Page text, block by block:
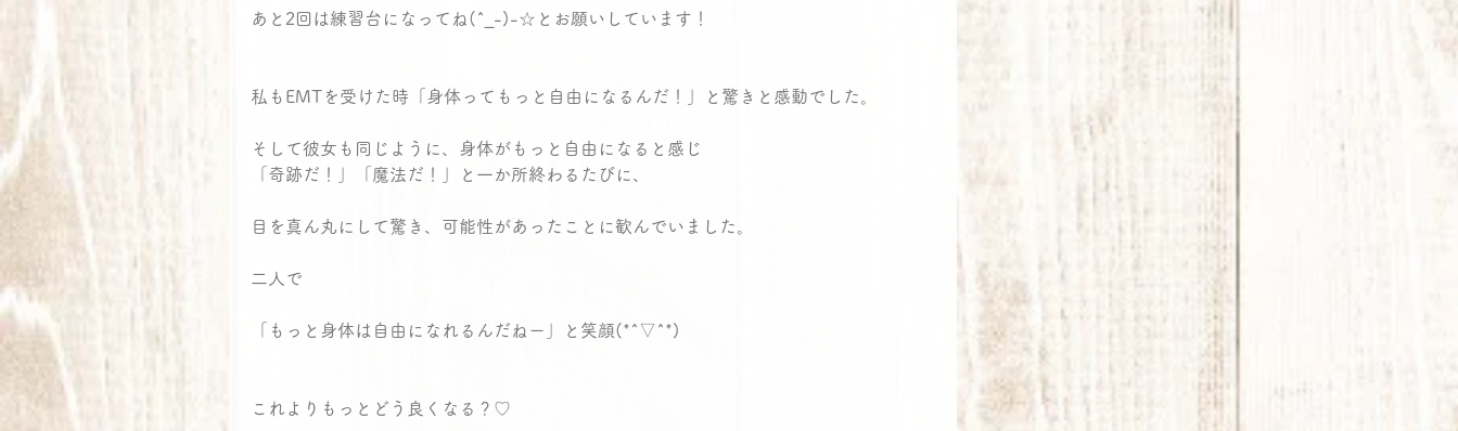
あと2回は練習台になってね(^_-)-☆とお願いしています！
私もEMTを受けた時「身体ってもっと自由になるんだ！」と驚きと感動でした。
そして彼女も同じように、身体がもっと自由になると感じ
「奇跡だ！」「魔法だ！」と一か所終わるたびに、
目を真ん丸にして驚き、可能性があったことに歓んでいました。
二人で
「もっと身体は自由になれるんだねー」と笑顔(*^▽^*)
これよりもっとどう良くなる？♡